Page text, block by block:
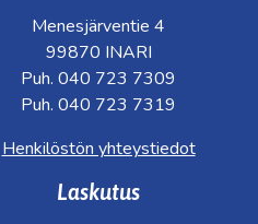
Menesjärventie 4
99870 INARI
Puh. 040 723 7309
Puh. 040 723 7319
Henkilöstön yhteystiedot
Laskutus